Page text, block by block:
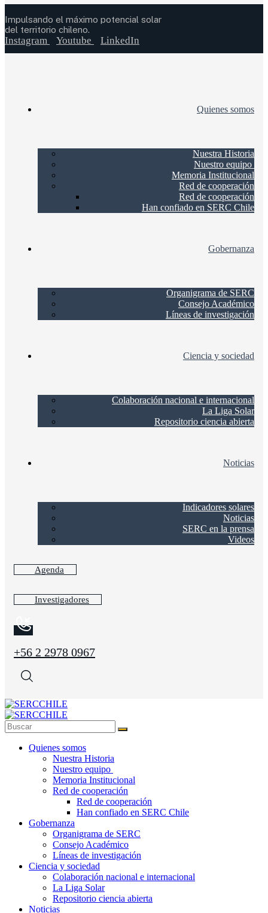
Impulsando el máximo potencial solar
del territorio chileno.
Instagram Youtube LinkedIn
Quienes somos
Nuestra Historia
Nuestro equipo
Memoria Institucional
Red de cooperación
Red de cooperación
Han confiado en SERC Chile
Gobernanza
Organigrama de SERC
Consejo Académico
Líneas de investigación
Ciencia y sociedad
Colaboración nacional e internacional
La Liga Solar
Repositorio ciencia abierta
Noticias
Indicadores solares
Noticias
SERC en la prensa
Videos
Agenda
Investigadores
+56 2 2978 0967
Quienes somos
Nuestra Historia
Nuestro equipo
Memoria Institucional
Red de cooperación
Red de cooperación
Han confiado en SERC Chile
Gobernanza
Organigrama de SERC
Consejo Académico
Líneas de investigación
Ciencia y sociedad
Colaboración nacional e internacional
La Liga Solar
Repositorio ciencia abierta
Noticias